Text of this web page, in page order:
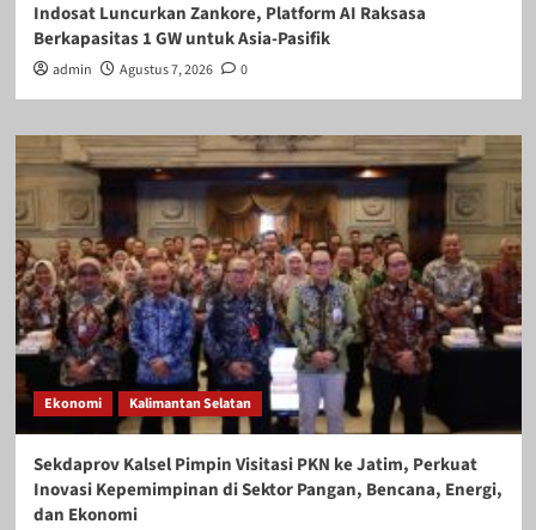
Indosat Luncurkan Zankore, Platform AI Raksasa
Berkapasitas 1 GW untuk Asia-Pasifik
admin Agustus 7, 2026 0
Ekonomi Kalimantan Selatan
Sekdaprov Kalsel Pimpin Visitasi PKN ke Jatim, Perkuat
Inovasi Kepemimpinan di Sektor Pangan, Bencana, Energi,
dan Ekonomi